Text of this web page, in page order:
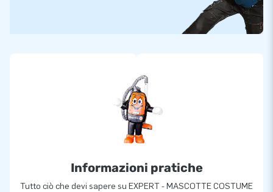
Informazioni pratiche
Tutto ciò che devi sapere su EXPERT - MASCOTTE COSTUME